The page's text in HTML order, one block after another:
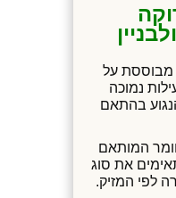
מבוססת על
נמוכה
בהתאם
המותאם
את סוג
לפי המזיק.